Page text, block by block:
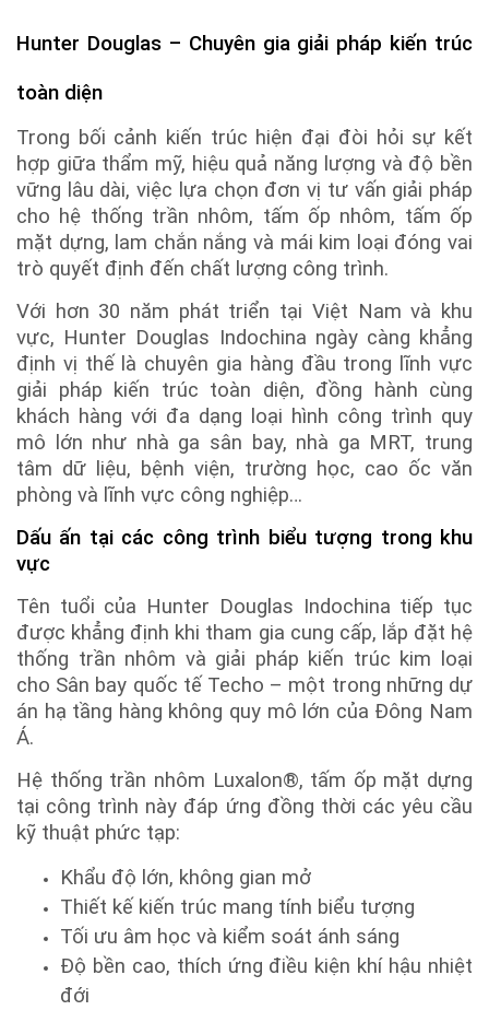
Hunter Douglas – Chuyên gia giải pháp kiến trúc
toàn diện
Trong bối cảnh kiến trúc hiện đại đòi hỏi sự kết
hợp giữa thẩm mỹ, hiệu quả năng lượng và độ bền
vững lâu dài, việc lựa chọn đơn vị tư vấn giải pháp
cho hệ thống trần nhôm, tấm ốp nhôm, tấm ốp
mặt dựng, lam chắn nắng và mái kim loại đóng vai
trò quyết định đến chất lượng công trình.
Với hơn 30 năm phát triển tại Việt Nam và khu
vực, Hunter Douglas Indochina ngày càng khẳng
định vị thế là chuyên gia hàng đầu trong lĩnh vực
giải pháp kiến trúc toàn diện, đồng hành cùng
khách hàng với đa dạng loại hình công trình quy
mô lớn như nhà ga sân bay, nhà ga MRT, trung
tâm dữ liệu, bệnh viện, trường học, cao ốc văn
phòng và lĩnh vực công nghiệp…
Dấu ấn tại các công trình biểu tượng trong khu
vực
Tên tuổi của Hunter Douglas Indochina tiếp tục
được khẳng định khi tham gia cung cấp, lắp đặt hệ
thống trần nhôm và giải pháp kiến trúc kim loại
cho Sân bay quốc tế Techo – một trong những dự
án hạ tầng hàng không quy mô lớn của Đông Nam
Á.
Hệ thống trần nhôm Luxalon®, tấm ốp mặt dựng
tại công trình này đáp ứng đồng thời các yêu cầu
kỹ thuật phức tạp:
Khẩu độ lớn, không gian mở
Thiết kế kiến trúc mang tính biểu tượng
Tối ưu âm học và kiểm soát ánh sáng
Độ bền cao, thích ứng điều kiện khí hậu nhiệt
đới